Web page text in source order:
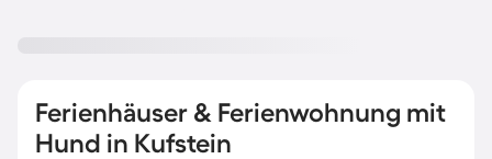
Ferienhäuser & Ferienwohnung mit
Hund in Kufstein